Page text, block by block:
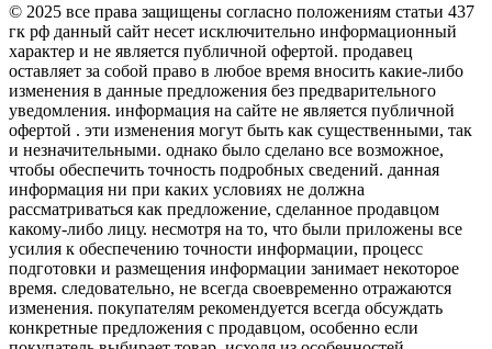
© 2025 все права защищены согласно положениям статьи 437
гк рф данный сайт несет исключительно информационный
характер и не является публичной офертой. продавец
оставляет за собой право в любое время вносить какие-либо
изменения в данные предложения без предварительного
уведомления. информация на сайте не является публичной
офертой . эти изменения могут быть как существенными, так
и незначительными. однако было сделано все возможное,
чтобы обеспечить точность подробных сведений. данная
информация ни при каких условиях не должна
рассматриваться как предложение, сделанное продавцом
какому-либо лицу. несмотря на то, что были приложены все
усилия к обеспечению точности информации, процесс
подготовки и размещения информации занимает некоторое
время. следовательно, не всегда своевременно отражаются
изменения. покупателям рекомендуется всегда обсуждать
конкретные предложения с продавцом, особенно если